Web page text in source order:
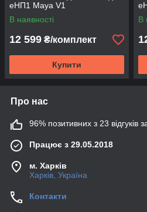
еНП1 Maya V1
В наявності
12 599 ₴/комплект
Купити
В
Про нас
96% позитивних з 23 відгуків
Працює з 29.05.2018
м. Харків
Харків, Україна
Контакти